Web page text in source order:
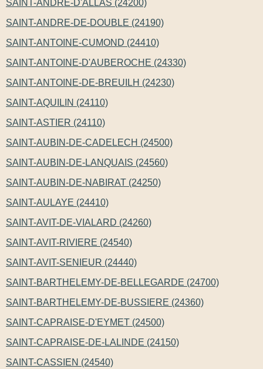
SAINT-ANDRE-D'ALLAS (24200)
SAINT-ANDRE-DE-DOUBLE (24190)
SAINT-ANTOINE-CUMOND (24410)
SAINT-ANTOINE-D'AUBEROCHE (24330)
SAINT-ANTOINE-DE-BREUILH (24230)
SAINT-AQUILIN (24110)
SAINT-ASTIER (24110)
SAINT-AUBIN-DE-CADELECH (24500)
SAINT-AUBIN-DE-LANQUAIS (24560)
SAINT-AUBIN-DE-NABIRAT (24250)
SAINT-AULAYE (24410)
SAINT-AVIT-DE-VIALARD (24260)
SAINT-AVIT-RIVIERE (24540)
SAINT-AVIT-SENIEUR (24440)
SAINT-BARTHELEMY-DE-BELLEGARDE (24700)
SAINT-BARTHELEMY-DE-BUSSIERE (24360)
SAINT-CAPRAISE-D'EYMET (24500)
SAINT-CAPRAISE-DE-LALINDE (24150)
SAINT-CASSIEN (24540)